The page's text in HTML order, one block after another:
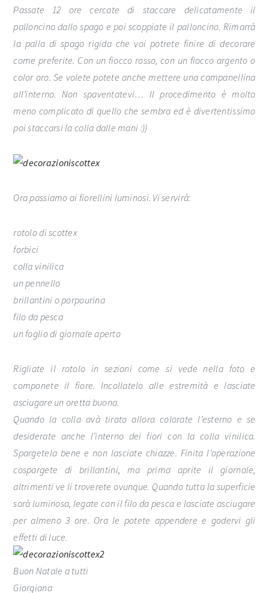
Passate 12 ore cercate di staccare delicatamente il
palloncino dallo spago e poi scoppiate il palloncino. Rimarrà
la palla di spago rigida che voi potrete finire di decorare
come preferite. Con un fiocco rosso, con un fiocco argento o
color oro. Se volete potete anche mettere una campanellina
all’interno. Non spaventatevi… Il procedimento è molto
meno complicato di quello che sembra ed è divertentissimo
poi staccarsi la colla dalle mani :))
Ora passiamo ai fiorellini luminosi. Vi servirà:
rotolo di scottex
forbici
colla vinilica
un pennello
brillantini o porpourina
filo da pesca
un foglio di giornale aperto
Rigliate il rotolo in sezioni come si vede nella foto e
componete il fiore. Incollatelo alle estremità e lasciate
asciugare un oretta buona.
Quando la colla avà tirato allora colorate l’esterno e se
desiderate anche l’interno dei fiori con la colla vinilica.
Spargetela bene e non lasciate chiazze. Finita l’operazione
cospargete di brillantini, ma prima aprite il giornale,
altrimenti ve li troverete ovunque. Quando tutta la superficie
sarà luminosa, legate con il filo da pesca e lasciate asciugare
per almeno 3 ore. Ora le potete appendere e godervi gli
effetti di luce.
Buon Natale a tutti
Giorgiana